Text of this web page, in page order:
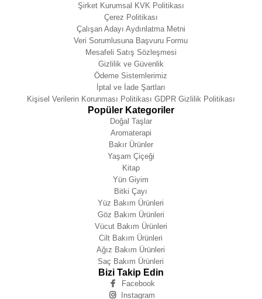
Şirket Kurumsal KVK Politikası
Çerez Politikası
Çalışan Adayı Aydınlatma Metni
Veri Sorumlusuna Başvuru Formu
Mesafeli Satış Sözleşmesi
Gizlilik ve Güvenlik
Ödeme Sistemlerimiz
İptal ve İade Şartları
Kişisel Verilerin Korunması Politikası GDPR Gizlilik Politikası
Popüler Kategoriler
Doğal Taşlar
Aromaterapi
Bakır Ürünler
Yaşam Çiçeği
Kitap
Yün Giyim
Bitki Çayı
Yüz Bakım Ürünleri
Göz Bakım Ürünleri
Vücut Bakım Ürünleri
Cilt Bakım Ürünleri
Ağız Bakım Ürünleri
Saç Bakım Ürünleri
Bizi Takip Edin
Facebook
Instagram